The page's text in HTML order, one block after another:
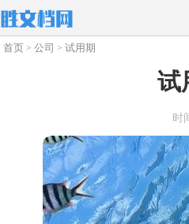
首页 > 公司 > 试用期
试
时